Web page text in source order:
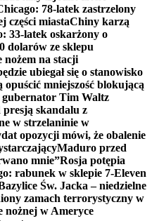
78-latek zastrzelony
części miastaChiny karzą
33-latek oskarżony o
dolarów ze sklepu
nożem na stacji
ubiegał się o stanowisko
opuścić mniejszość blokującą
Tim Waltz
skandalu z
w strzelaninie w
opozycji mówi, że obalenie
Maduro przed
mnie”Rosja potępia
rabunek w sklepie 7-Eleven
Św. Jacka – niedzielne
zamach terrorystyczny w
nożnej w Ameryce